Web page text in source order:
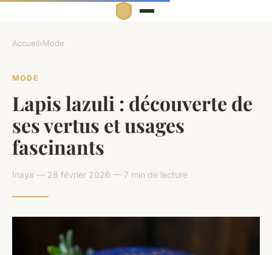
Accueil›Mode
MODE
Lapis lazuli : découverte de
ses vertus et usages
fascinants
Inaya — 28 février 2026 — 7 min de lecture